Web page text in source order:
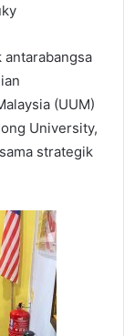
antarabangsa
(UUM)
University,
strategik